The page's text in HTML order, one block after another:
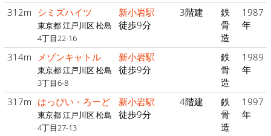
312m シミズハイツ
東京都 江戸川区 松島
4丁目22-16
新小岩駅
徒歩9分
3階建
鉄
骨
造
1987
年
314m メゾンキャトル
東京都 江戸川区 松島
3丁目6-8
新小岩駅
徒歩9分
鉄
骨
造
1989
年
317m はっぴい・ろーど
東京都 江戸川区 松島
4丁目27-13
新小岩駅
徒歩9分
4階建
鉄
骨
造
1997
年